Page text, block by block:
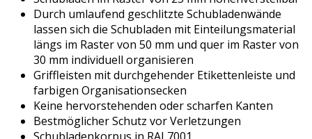
Durch umlaufend geschlitzte Schubladenwände
lassen sich die Schubladen mit Einteilungsmaterial
längs im Raster von 50 mm und quer im Raster von
30 mm individuell organisieren
Griffleisten mit durchgehender Etikettenleiste und
farbigen Organisationsecken
Keine hervorstehenden oder scharfen Kanten
Bestmöglicher Schutz vor Verletzungen
Schubladenkorpus in RAL7001